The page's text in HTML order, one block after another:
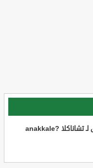
تعرف على الفيلم التركي نهاية الطريق لـ تشاناكلا ?anakkale